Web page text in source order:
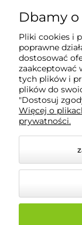
ul. Górecka
Moje konto
Płatności i
O nas
Dbamy
Pliki cookies i
poprawne
dostosować
zaakceptować
tych plików i
plików do
"Dostosuj
Więcej o
prywatności.